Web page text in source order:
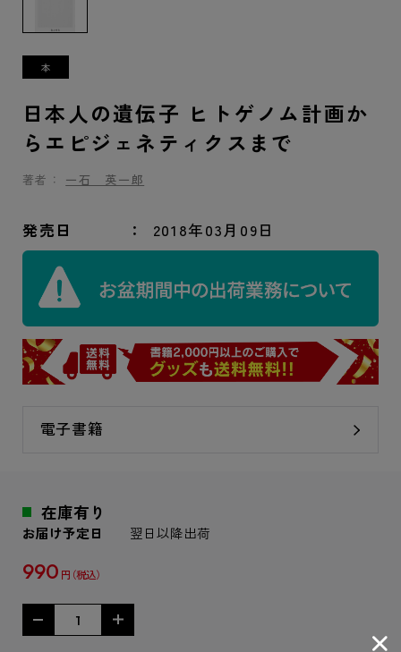
日本人の遺伝子 ヒトゲノム計画か
らエピジェネティクスまで
著者： 一石 英一郎
発売日 2018年03月09日
電子書籍
在庫有り
お届け予定日 翌日以降出荷
990 円